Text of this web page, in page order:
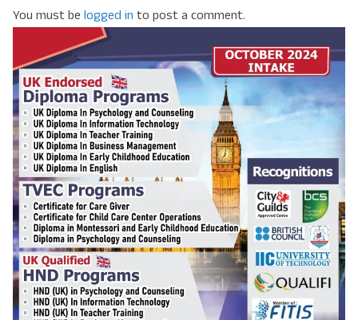
You must be logged in to post a comment.